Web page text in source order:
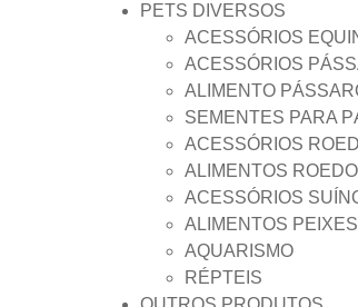
PETS DIVERSOS
ACESSÓRIOS
ACESSÓRIOS
ALIMENTO
SEMENTES PARA
ACESSÓRIOS
ALIMENTOS
ACESSÓRIOS
ALIMENTOS PEIXES
AQUARISMO
RÉPTEIS